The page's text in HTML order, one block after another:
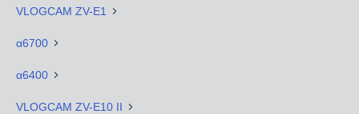
VLOGCAM ZV-E1
α6700
α6400
VLOGCAM ZV-E10 II